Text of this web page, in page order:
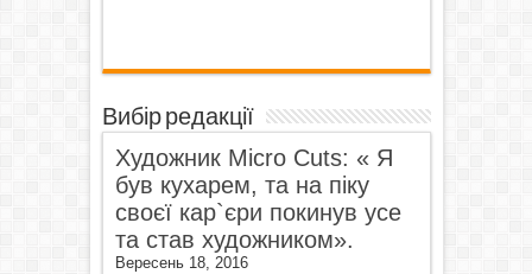
Вибір редакції
Художник Micro Cuts: « Я
був кухарем, та на піку
своєї кар`єри покинув усе
та став художником».
Вересень 18, 2016